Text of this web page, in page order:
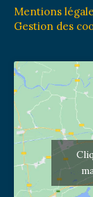
Mentions
Gestion des